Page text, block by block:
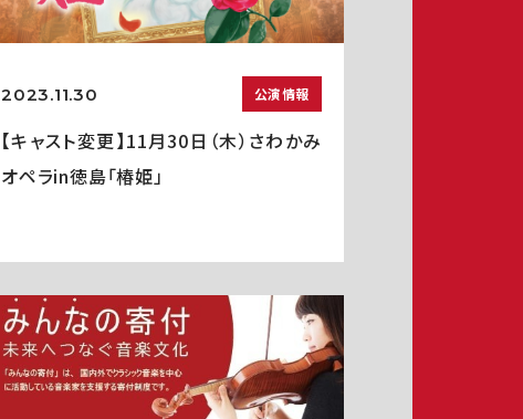
2023.11.30 公演情報
【キャスト変更】11月30日（木）さわかみ
オペラin徳島「椿姫」